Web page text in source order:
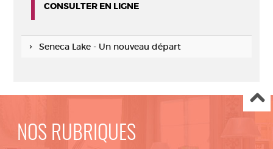
CONSULTER EN LIGNE
Seneca Lake - Un nouveau départ
NOS RUBRIQUES